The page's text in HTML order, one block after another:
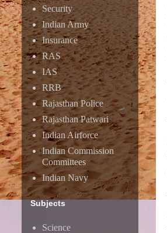
Security
Indian Army
Insurance
RAS
IAS
RRB
Rajasthan Police
Rajasthan Patwari
Indian Airforce
Indian Commission
Committees
Indian Navy
Subjects
Science